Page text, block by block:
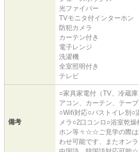
光ファイバー
TVモニタ付インターホン
防犯カメラ
カーテン付き
電子レンジ
洗濯機
全室照明付き
テレビ
備考
○家具家電付（TV、冷蔵
アコン、カーテン、テーブ
○Wifi対応○バストイレ別○
メラ○2口コンロ○浴室乾
ホン等々☆☆ご見学の際は
わせ可能です、またオン